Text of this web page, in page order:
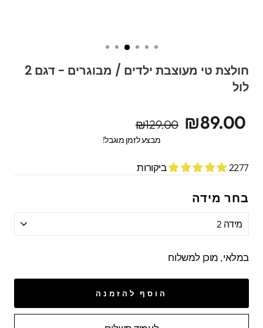
חולצת טי מעוצבת ילדים / מבוגרים - דגם 2
לול
מחיר
מקורי
מחיר
מבצע
₪89.00
₪129.00
מבצע לזמן מוגבל!
2277 ביקורות
בחר מידה
במלאי, מוכן למשלוח
הוסף להזמנה